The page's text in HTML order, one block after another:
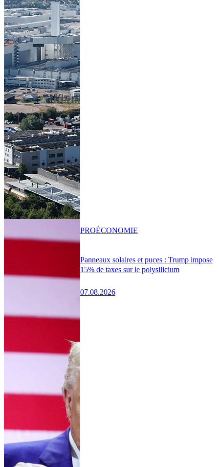
Panneaux solaires et puces : Trump impose
15% de taxes sur le polysilicium
07.08.2026
PROÉCONOMIE